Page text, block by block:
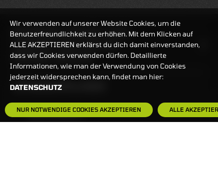
BANKEINSTELLUNGEN
HÄUFIG GESUCHT:
REALTIMEKURSE 07.08.2026
12:30:24
HANDELSZEIT
MO-FR: 7:30-23 UHR
ZERTIFIKATE
8:00-22 UHR
Wir verwenden auf unserer Website Cookies, um die
Benutzerfreundlichkeit zu erhöhen. Mit dem Klicken auf
ALLE AKZEPTIEREN erklärst du dich damit einverstanden,
dass wir Cookies verwenden dürfen. Detaillierte
Informationen, wie man der Verwendung von Cookies
jederzeit widersprechen kann, findet man hier:
DATENSCHUTZ
NUR NOTWENDIGE COOKIES AKZEPTIEREN ALLE